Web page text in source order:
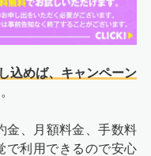
込めば、キャンペーン
金、月額料金、手数料
で利用できるので安心